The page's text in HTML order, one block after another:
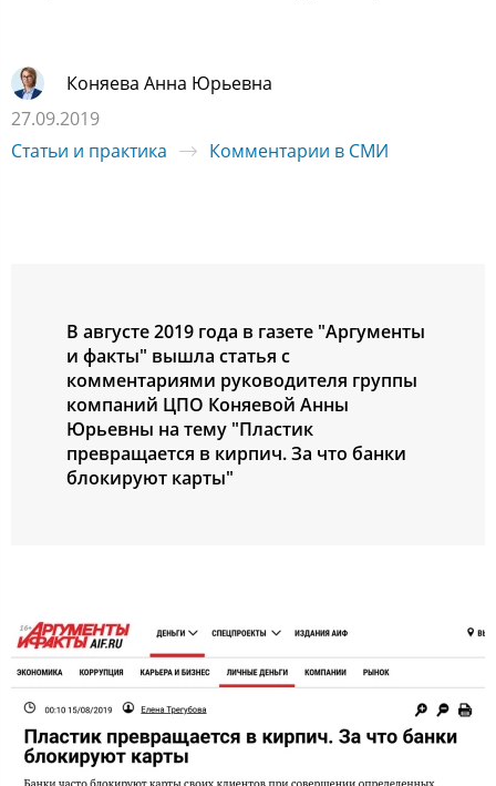
Коняева Анна Юрьевна
27.09.2019
Статьи и практика
Комментарии в СМИ
В августе 2019 года в газете "Аргументы
и факты" вышла статья с
комментариями руководителя группы
компаний ЦПО Коняевой Анны
Юрьевны на тему "Пластик
превращается в кирпич. За что банки
блокируют карты"